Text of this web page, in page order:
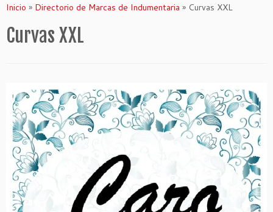
Inicio » Directorio de Marcas de Indumentaria » Curvas XXL
Curvas XXL